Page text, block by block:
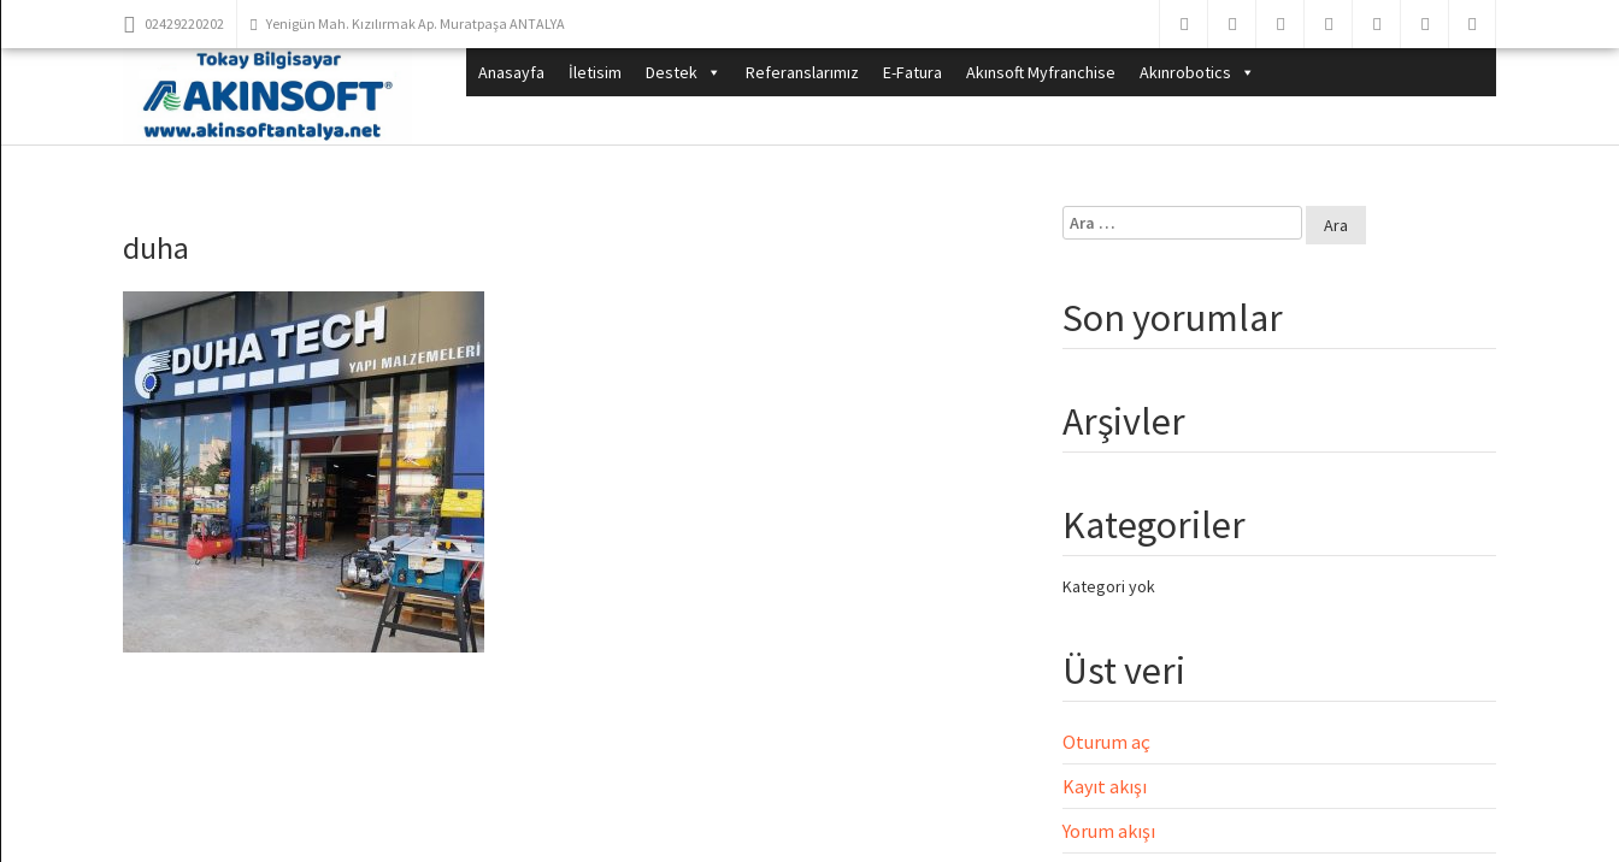
02429220202 Yenigün Mah. Kızılırmak Ap. Muratpaşa ANTALYA
Anasayfa İletisim Destek Referanslarımız E-Fatura Akınsoft Myfranchise Akınrobotics
duha
Arama:
Son yorumlar
Arşivler
Kategoriler
Kategori yok
Üst veri
Oturum aç
Kayıt akışı
Yorum akışı